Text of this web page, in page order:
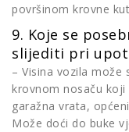
površinom krovne
9. Koje se
slijediti pri
– Visina vozila može
krovnom nosaču koji
garažna vrata,
Može doći do buke